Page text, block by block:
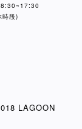
段)
LAGOON